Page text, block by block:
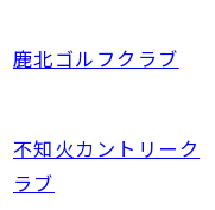
鹿北ゴルフクラブ
不知火カントリーク
ラブ